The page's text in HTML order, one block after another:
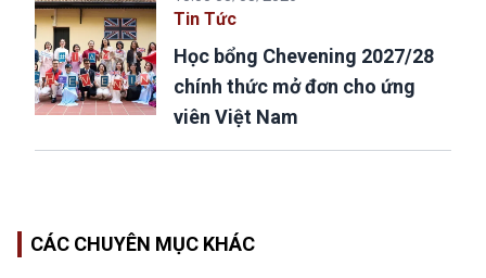
Tin Tức
Học bổng Chevening 2027/28
chính thức mở đơn cho ứng
viên Việt Nam
CÁC CHUYÊN MỤC KHÁC